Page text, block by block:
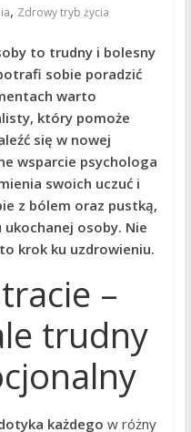
, Zdrowy tryb życia
to trudny i bolesny
sobie poradzić
warto
który pomoże
się w nowej
wsparcie psychologa
swoich uczuć i
z bólem oraz pustką,
osoby. Nie
krok ku uzdrowieniu.
–
trudny
każdego w różny